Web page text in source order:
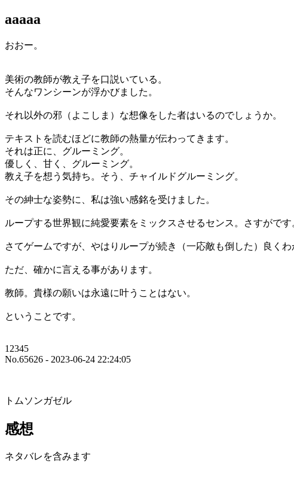
aaaaa
おおー。
美術の教師が教え子を口説いている。
そんなワンシーンが浮かびました。
それ以外の邪（よこしま）な想像をした者はいるのでしょうか。
テキストを読むほどに教師の熱量が伝わってきます。
それは正に、グルーミング。
優しく、甘く、グルーミング。
教え子を想う気持ち。そう、チャイルドグルーミング。
その紳士な姿勢に、私は強い感銘を受けました。
ループする世界観に純愛要素をミックスさせるセンス。さすがです
さてゲームですが、やはりループが続き（一応敵も倒した）良くわ
ただ、確かに言える事があります。
教師。貴様の願いは永遠に叶うことはない。
ということです。
12345
No.65626 - 2023-06-24 22:24:05
トムソンガゼル
感想
ネタバレを含みます